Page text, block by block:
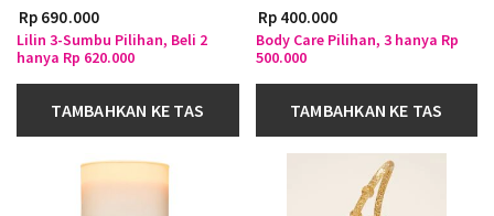
Rp 690.000
Lilin 3-Sumbu Pilihan, Beli 2
hanya Rp 620.000
TAMBAHKAN KE TAS
Rp 400.000
Body Care Pilihan, 3 hanya Rp
500.000
TAMBAHKAN KE TAS